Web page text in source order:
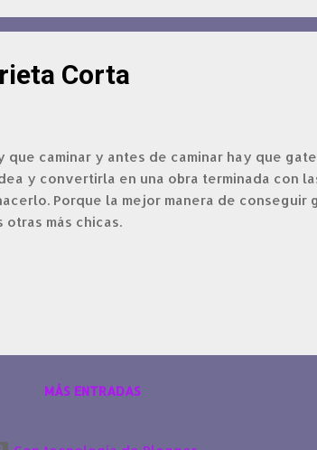
Corta
que caminar y antes de caminar hay que
y convertirla en una obra terminada con
Porque la mejor manera de conseguir
otras más chicas.
MÁS ENTRADAS